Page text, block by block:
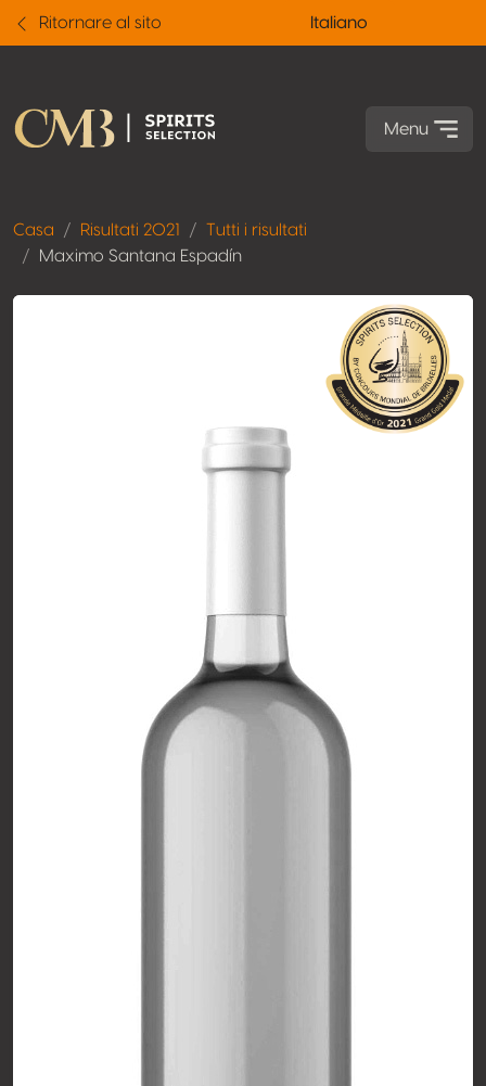
Ritornare al sito Italiano
Menu
Casa Risultati 2021
Tutti i risultati
Maximo Santana Espadín